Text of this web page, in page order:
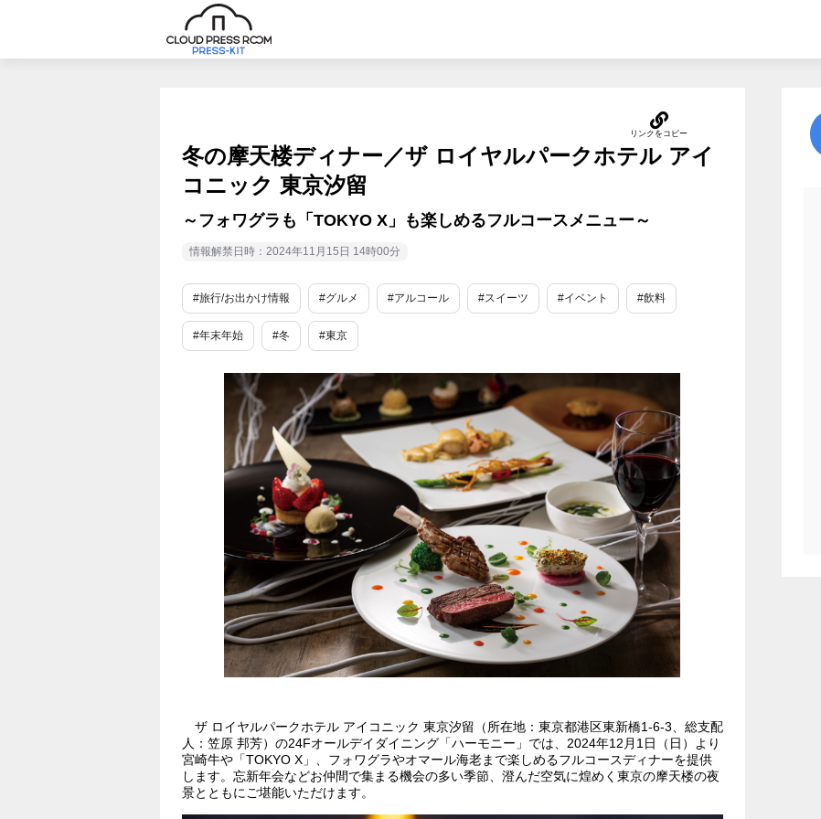
冬の摩天楼ディナー／ザ ロイヤルパークホテル アイ
コニック 東京汐留
～フォワグラも「TOKYO X」も楽しめるフルコースメニュー～
情報解禁日時：2024年11月15日 14時00分
#旅行/お出かけ情報 #グルメ #アルコール #スイーツ #イベント #飲料
#年末年始 #冬 #東京
ザ ロイヤルパークホテル アイコニック 東京汐留（所在地：東京都港区東新橋1-6-3、総支配
人：笠原 邦芳）の24Fオールデイダイニング「ハーモニー」では、2024年12月1日（日）より
宮崎牛や「TOKYO X」、フォワグラやオマール海老まで楽しめるフルコースディナーを提供
します。忘新年会などお仲間で集まる機会の多い季節、澄んだ空気に煌めく東京の摩天楼の夜
景とともにご堪能いただけます。